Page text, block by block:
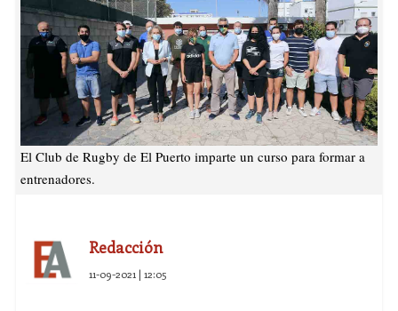
El Club de Rugby de El Puerto imparte un curso para formar a
entrenadores.
Redacción
11-09-2021 | 12:05